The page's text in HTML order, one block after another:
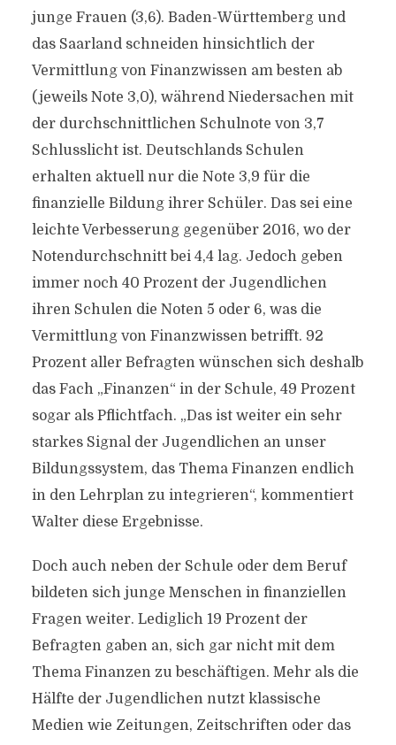
junge Frauen (3,6). Baden-Württemberg und
das Saarland schneiden hinsichtlich der
Vermittlung von Finanzwissen am besten ab
(jeweils Note 3,0), während Niedersachen mit
der durchschnittlichen Schulnote von 3,7
Schlusslicht ist. Deutschlands Schulen
erhalten aktuell nur die Note 3,9 für die
finanzielle Bildung ihrer Schüler. Das sei eine
leichte Verbesserung gegenüber 2016, wo der
Notendurchschnitt bei 4,4 lag. Jedoch geben
immer noch 40 Prozent der Jugendlichen
ihren Schulen die Noten 5 oder 6, was die
Vermittlung von Finanzwissen betrifft. 92
Prozent aller Befragten wünschen sich deshalb
das Fach „Finanzen“ in der Schule, 49 Prozent
sogar als Pflichtfach. „Das ist weiter ein sehr
starkes Signal der Jugendlichen an unser
Bildungssystem, das Thema Finanzen endlich
in den Lehrplan zu integrieren“, kommentiert
Walter diese Ergebnisse.
Doch auch neben der Schule oder dem Beruf
bildeten sich junge Menschen in finanziellen
Fragen weiter. Lediglich 19 Prozent der
Befragten gaben an, sich gar nicht mit dem
Thema Finanzen zu beschäftigen. Mehr als die
Hälfte der Jugendlichen nutzt klassische
Medien wie Zeitungen, Zeitschriften oder das